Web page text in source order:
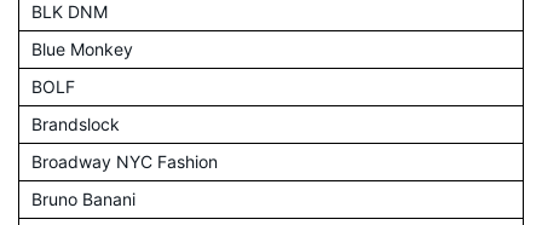
BLK DNM
Blue Monkey
BOLF
Brandslock
Broadway NYC Fashion
Bruno Banani